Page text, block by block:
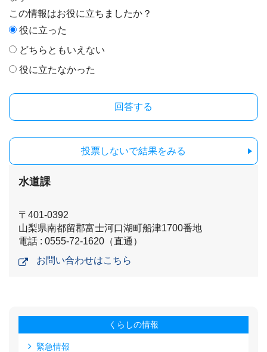
この情報はお役に立ちましたか？
役に立った
どちらともいえない
役に立たなかった
投票しないで結果をみる
水道課
〒401-0392
山梨県南都留郡富士河口湖町船津1700番地
電話 : 0555-72-1620（直通）
お問い合わせはこちら
くらしの情報
緊急情報